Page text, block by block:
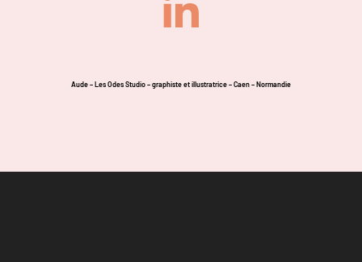
Aude – Les Odes Studio – graphiste et illustratrice – Caen – Normandie